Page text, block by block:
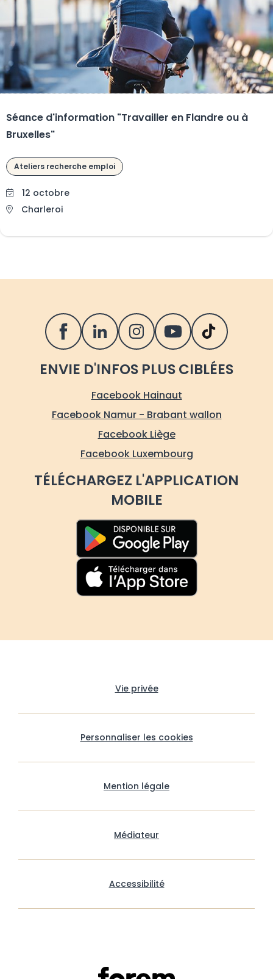
Séance d'information "Travailler en Flandre ou à
Bruxelles"
Ateliers recherche emploi
12 octobre
Charleroi
SUIVEZ LE FOREM SUR LES RÉSEAUX
ENVIE D'INFOS PLUS CIBLÉES
Facebook Hainaut
Facebook Namur - Brabant wallon
Facebook Liège
Facebook Luxembourg
TÉLÉCHARGEZ L'APPLICATION
MOBILE
Vie privée
Personnaliser les cookies
Mention légale
Médiateur
Accessibilité